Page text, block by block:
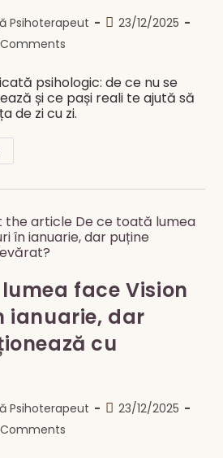
Psihoterapeut
Post23/12/2025
psihologic: de ce nu se
și ce pași reali te ajută să
de zi cu zi.
face Vision
ianuarie, dar
cu
Psihoterapeut
Post23/12/2025